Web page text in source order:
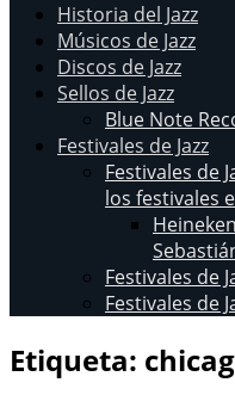
Historia del Jazz
Músicos de Jazz
Discos de Jazz
Sellos de Jazz
Blue Note
Festivales de Jazz
Festivales de
los festivales
Festivales de
Festivales de
Etiqueta: